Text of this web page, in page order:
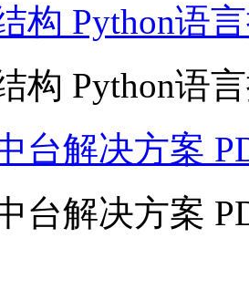
构 Python语
构 Python语
台解决方案
台解决方案